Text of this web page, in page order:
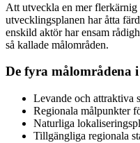
Att utveckla en mer flerkärnig
utvecklingsplanen har åtta
enskild aktör har ensam
så kallade målområden.
De fyra målområdena
Levande och attraktiva
Regionala målpunkter
Naturliga
Tillgängliga regionala